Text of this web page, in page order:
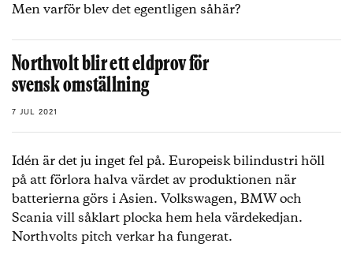
Men varför blev det egentligen såhär?
Northvolt blir ett eldprov för
svensk omställning
7 JUL 2021
Idén är det ju inget fel på. Europeisk bilindustri höll
på att förlora halva värdet av produktionen när
batterierna görs i Asien. Volkswagen, BMW och
Scania vill såklart plocka hem hela värdekedjan.
Northvolts pitch verkar ha fungerat.